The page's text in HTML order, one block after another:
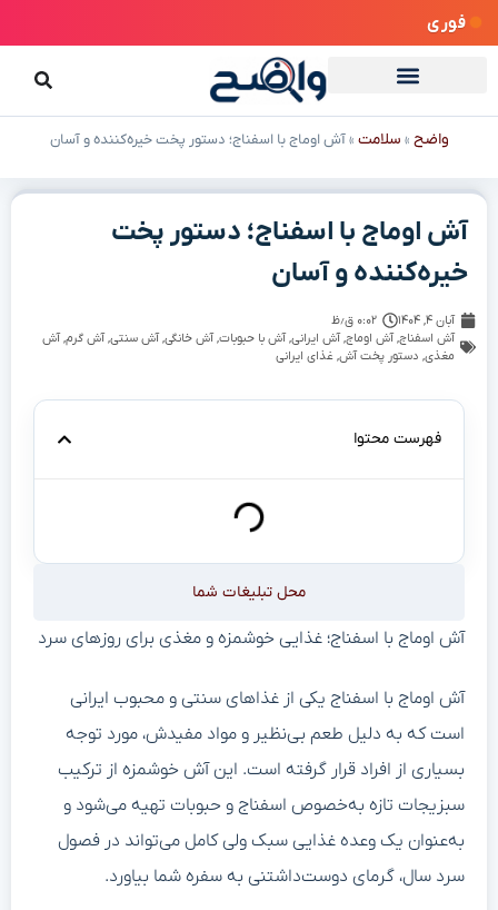
فوری
واضح » سلامت »آش اوماج با اسفناج؛ دستور پخت خیره‌کننده و آسان
آش اوماج با اسفناج؛ دستور پخت
خیره‌کننده و آسان
آبان ۴, ۱۴۰۴
۰:۰۲ ق٫ظ
آش اسفناج,آش اوماج,آش ایرانی,آش با حبوبات,آش خانگی,آش سنتی,آش گرم,آش
مغذی, دستور پخت آش, غذای ایرانی
فهرست محتوا
محل تبلیغات شما
آش اوماج با اسفناج؛ غذایی خوشمزه و مغذی برای روزهای سرد
آش اوماج با اسفناج یکی از غذاهای سنتی و محبوب ایرانی
است که به دلیل طعم بی‌نظیر و مواد مفیدش، مورد توجه
بسیاری از افراد قرار گرفته است. این آش خوشمزه از ترکیب
سبزیجات تازه به‌خصوص اسفناج و حبوبات تهیه می‌شود و
به‌عنوان یک وعده غذایی سبک ولی کامل می‌تواند در فصول
سرد سال، گرمای دوست‌داشتنی به سفره شما بیاورد.